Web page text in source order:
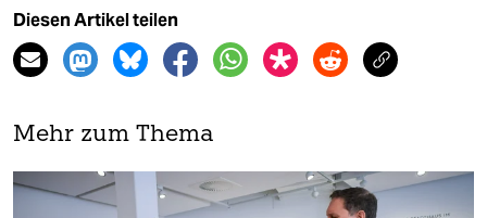
Diesen Artikel teilen
Mehr zum Thema